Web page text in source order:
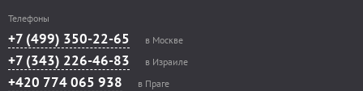
Телефоны
+7 (499) 350-22-65 в Москве
+7 (343) 226-46-83 в Израиле
+420 774 065 938 в Праге